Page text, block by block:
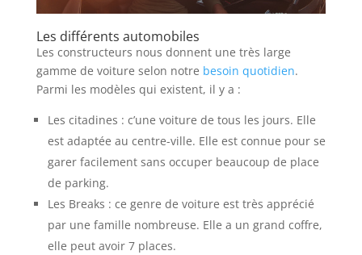
Les différents automobiles
Les constructeurs nous donnent une très large
gamme de voiture selon notre besoin quotidien.
Parmi les modèles qui existent, il y a :
Les citadines : c’une voiture de tous les jours. Elle
est adaptée au centre-ville. Elle est connue pour se
garer facilement sans occuper beaucoup de place
de parking.
Les Breaks : ce genre de voiture est très apprécié
par une famille nombreuse. Elle a un grand coffre,
elle peut avoir 7 places.